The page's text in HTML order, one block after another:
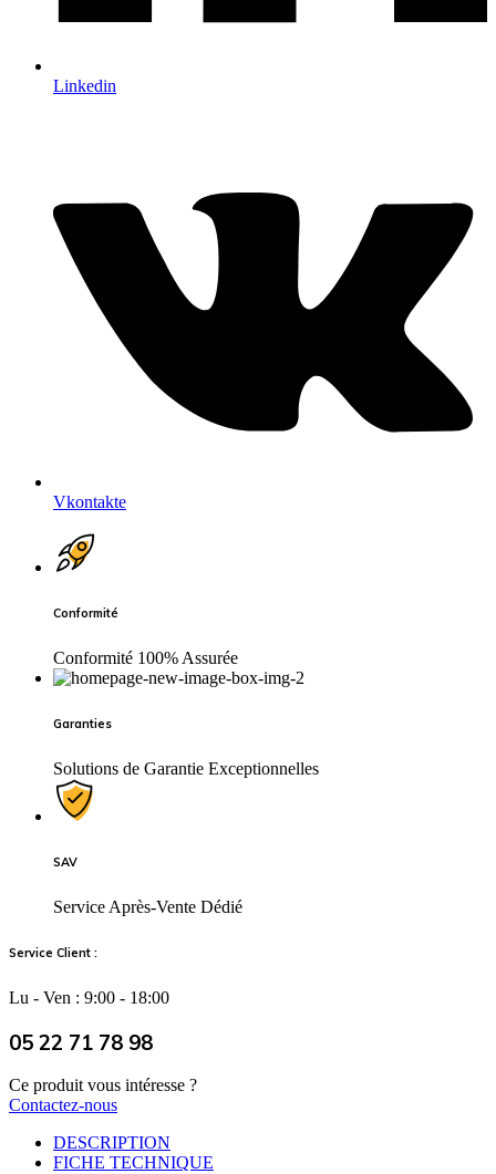
Linkedin
Vkontakte
Conformité
Conformité 100% Assurée
Garanties
Solutions de Garantie Exceptionnelles
SAV
Service Après-Vente Dédié
Service Client :
Lu - Ven : 9:00 - 18:00
05 22 71 78 98
Ce produit vous intéresse ?
Contactez-nous
DESCRIPTION
FICHE TECHNIQUE